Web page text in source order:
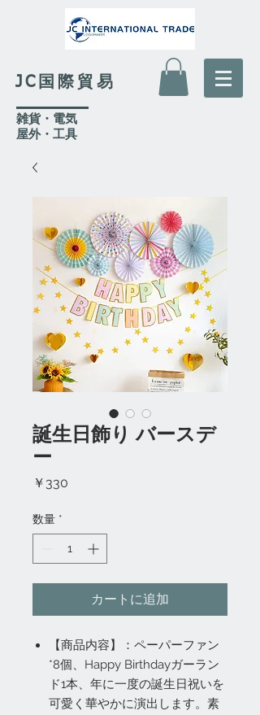
JC国際貿易
​雑貨・電気
​屋外・工具
誕生日飾り バースデ
ー
￥330
数量 *
カートに追加
【商品内容】：ペーパーファン
*8個、Happy Birthdayガーラン
ド1本、年に一度の誕生日祝いを
可愛く華やかに演出します。素